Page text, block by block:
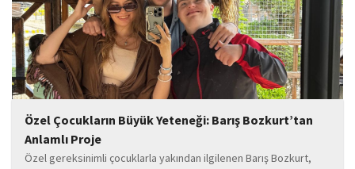
Özel Çocukların Büyük Yeteneği: Barış Bozkurt’tan
Anlamlı Proje
Özel gereksinimli çocuklarla yakından ilgilenen Barış Bozkurt,